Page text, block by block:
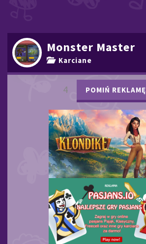
Monster Master
Karciane
3 POMIŃ REKLAMĘ